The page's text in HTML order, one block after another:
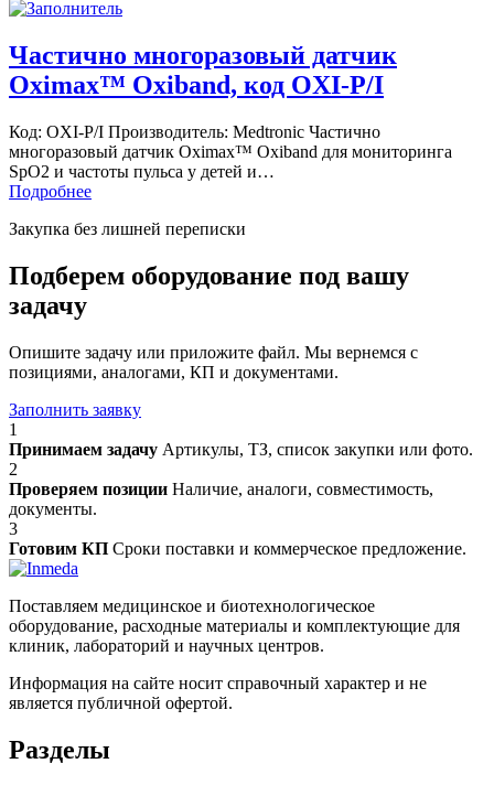
Частично многоразовый датчик
Oximax™ Oxiband, код OXI-P/I
Код: OXI-P/I Производитель: Medtronic Частично
многоразовый датчик Oximax™ Oxiband для мониторинга
SpO2 и частоты пульса у детей и…
Подробнее
Закупка без лишней переписки
Подберем оборудование под вашу
задачу
Опишите задачу или приложите файл. Мы вернемся с
позициями, аналогами, КП и документами.
Заполнить заявку
1
Принимаем задачу Артикулы, ТЗ, список закупки или фото.
2
Проверяем позиции Наличие, аналоги, совместимость,
документы.
3
Готовим КП Сроки поставки и коммерческое предложение.
Поставляем медицинское и биотехнологическое
оборудование, расходные материалы и комплектующие для
клиник, лабораторий и научных центров.
Информация на сайте носит справочный характер и не
является публичной офертой.
Разделы